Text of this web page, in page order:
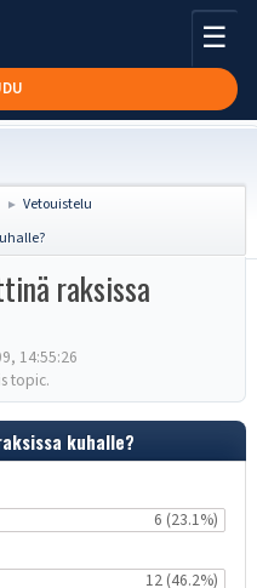
☰
► Vetouistelu
raksissa
14:55:26
topic.
kuhalle?
6 (23.1%)
12 (46.2%)